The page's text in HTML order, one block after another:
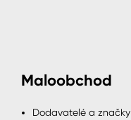
Maloobchod
Dodavatelé a značky